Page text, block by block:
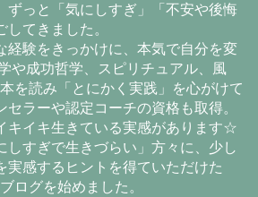
ずっと「気にしすぎ」「不安や後悔
てきました。
経験をきっかけに、本気で自分を変
や成功哲学、スピリチュアル、風
を読み「とにかく実践」を心がけて
ラーや認定コーチの資格も取得。
キイキ生きている実感があります☆
しすぎで生きづらい」方々に、少し
実感するヒントを得ていただけた
ログを始めました。